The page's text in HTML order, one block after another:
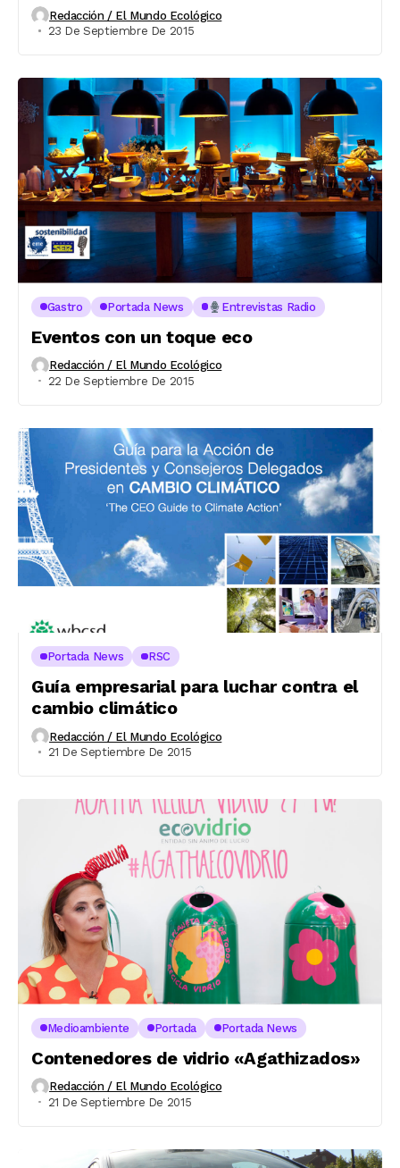
Redacción / El Mundo Ecológico
23 De Septiembre De 2015
Gastro Portada News Entrevistas Radio
Eventos con un toque eco
Redacción / El Mundo Ecológico
22 De Septiembre De 2015
Portada News RSC
Guía empresarial para luchar contra el
cambio climático
Redacción / El Mundo Ecológico
21 De Septiembre De 2015
Medioambiente Portada Portada News
Contenedores de vidrio «Agathizados»
Redacción / El Mundo Ecológico
21 De Septiembre De 2015